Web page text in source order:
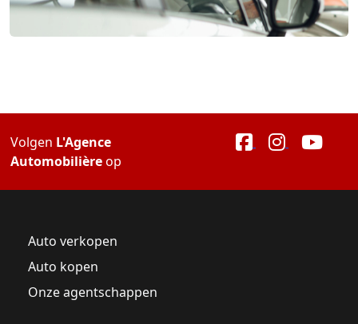
Volgen L'Agence
Automobilièreop
Auto verkopen
Auto kopen
Onze agentschappen